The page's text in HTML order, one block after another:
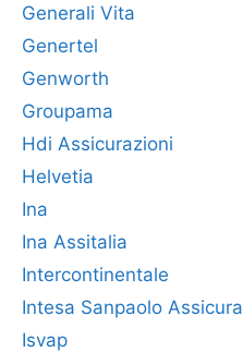
Generali Vita
Genertel
Genworth
Groupama
Hdi Assicurazioni
Helvetia
Ina
Ina Assitalia
Intercontinentale
Intesa Sanpaolo Assicura
Isvap